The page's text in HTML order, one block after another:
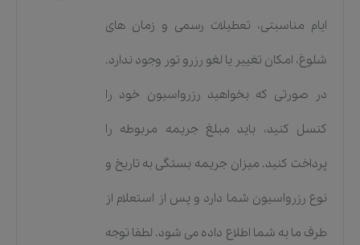
ایام مناسبتی، تعطیلات رسمی و زمان های
شلوغ، امکان تغییر یا لغو رزرو تور وجود ندارد.
در صورتی که بخواهید رزرواسیون خود را
کنسل کنید، باید مبلغ جریمه مربوطه را
پرداخت کنید. میزان جریمه بستگی به تاریخ و
نوع رزرواسیون شما دارد و پس از استعلام از
طرف ما به شما اطلاع داده می شود. لطفا توجه